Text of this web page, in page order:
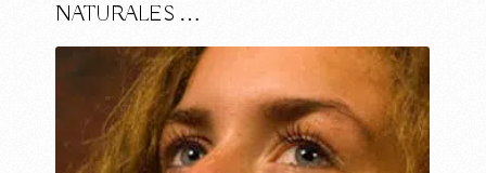
NATURALES …